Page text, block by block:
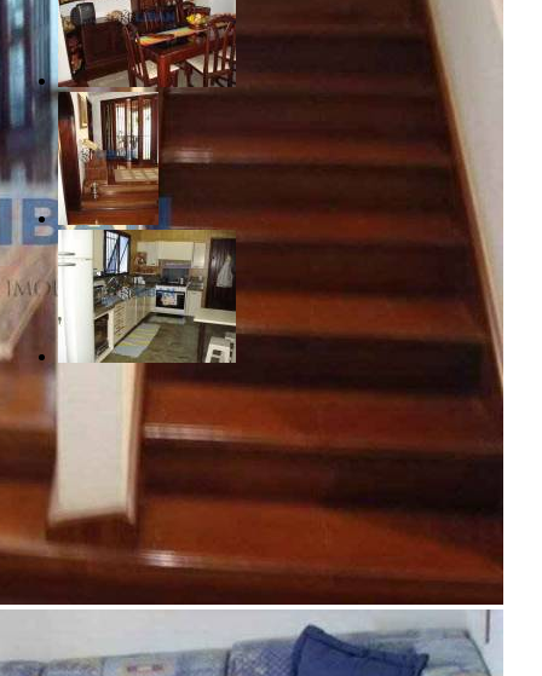
R$ 1.500.000,00
Jardim Estoril II - Bauru/SP
4 Quartos
6 Banheiros
3 Vagas